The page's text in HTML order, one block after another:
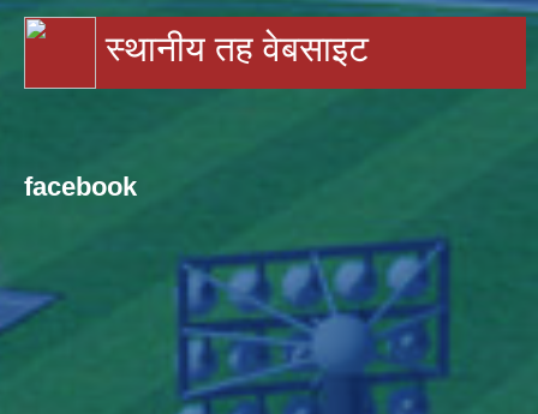
स्थानीय तह वेबसाइट
facebook